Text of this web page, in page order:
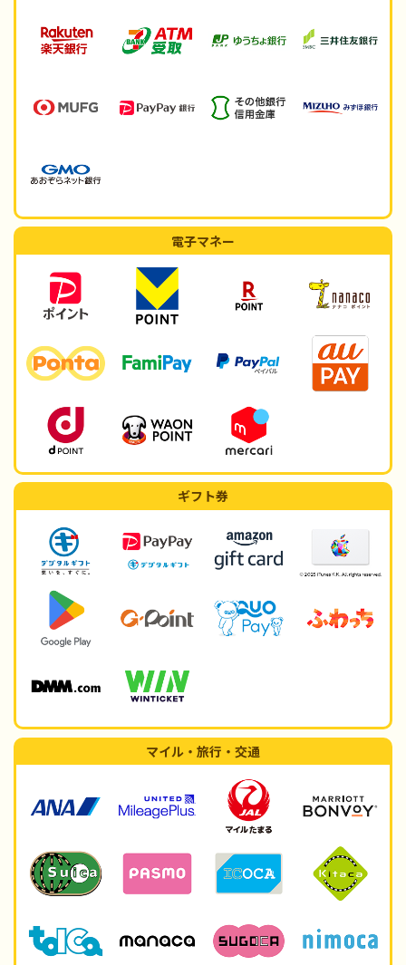
電子マネー
ギフト券
マイル・旅行・交通